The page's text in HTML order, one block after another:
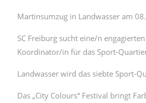
Martinsumzug in Landwasser am
SC Freiburg sucht eine/n
Koordinator/in für das Sport-
Landwasser wird das siebte Sport-
Das „City Colours“ Festival bringt